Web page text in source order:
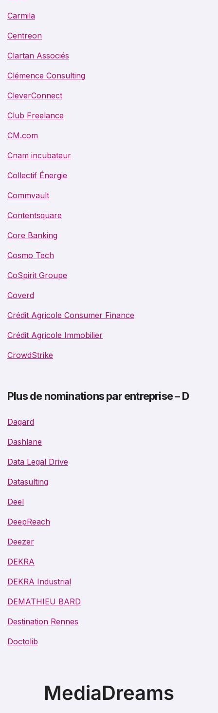
Carmila
Centreon
Clartan Associés
Clémence Consulting
CleverConnect
Club Freelance
CM.com
Cnam incubateur
Collectif Énergie
Commvault
Contentsquare
Core Banking
Cosmo Tech
CoSpirit Groupe
Coverd
Crédit Agricole Consumer Finance
Crédit Agricole Immobilier
CrowdStrike
Plus de nominations par entreprise – D
Dagard
Dashlane
Data Legal Drive
Datasulting
Deel
DeepReach
Deezer
DEKRA
DEKRA Industrial
DEMATHIEU BARD
Destination Rennes
Doctolib
MediaDreams